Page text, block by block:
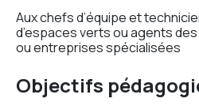
Aux chefs d’équipe et
d’espaces verts ou agents
ou entreprises spécialisées
Objectifs